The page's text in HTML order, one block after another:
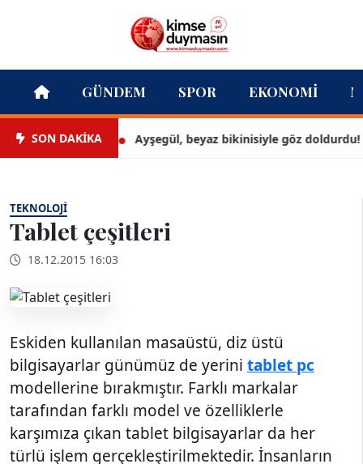
GÜNDEM SPOR EKONOMI
SON DAKİKA Ayşegül, beyaz bikinisiyle göz doldurdu!
TEKNOLOJI
Tablet çeşitleri
18.12.2015 16:03
Eskiden kullanılan masaüstü, diz üstü
bilgisayarlar günümüz de yerini tablet pc
modellerine bırakmıştır. Farklı markalar
tarafından farklı model ve özelliklerle
karşımıza çıkan tablet bilgisayarlar da her
türlü işlem gerçekleştirilmektedir. İnsanların